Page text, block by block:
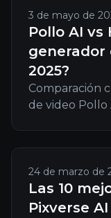
3 de mayo de
Pollo AI vs
generador
2025?
Comparación
de video Pollo
24 de marzo de
Las 10
Pixverse